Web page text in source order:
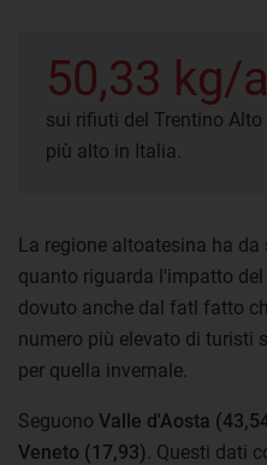
50,33 kg/
sui rifiuti del Trentino
più alto in Italia.
La regione altoatesina ha
quanto riguarda l'impatto
dovuto anche dal fatl fatto
numero più elevato di turisti
per quella invernale.
Seguono Valle d'Aosta
Veneto (17,93) . Questi dati